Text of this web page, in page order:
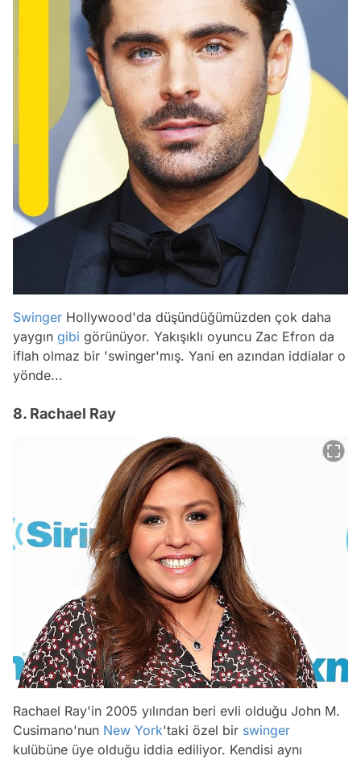
Swinger Hollywood'da düşündüğümüzden çok daha
yaygın gibi görünüyor. Yakışıklı oyuncu Zac Efron da
iflah olmaz bir 'swinger'mış. Yani en azından iddialar o
yönde...
8. Rachael Ray
Rachael Ray'in 2005 yılından beri evli olduğu John M.
Cusimano'nun New York'taki özel bir swinger
kulübüne üye olduğu iddia ediliyor. Kendisi aynı